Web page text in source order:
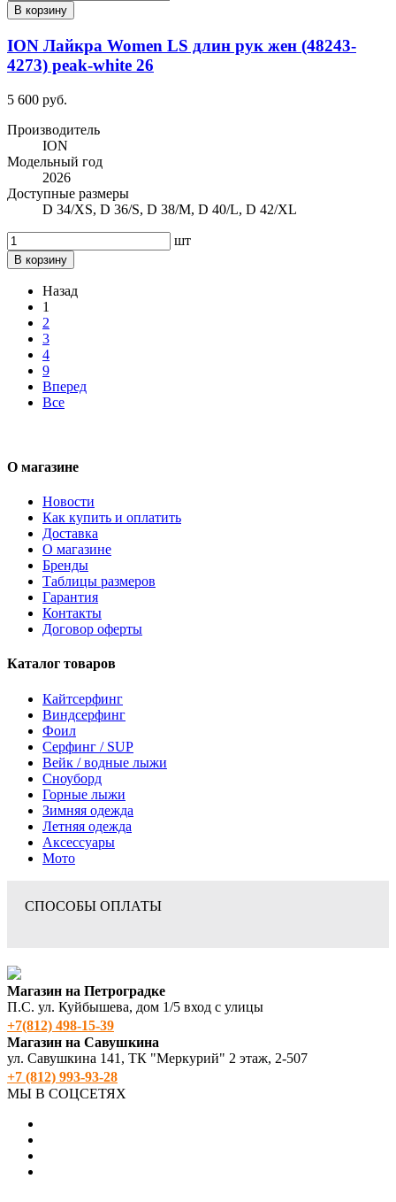
В корзину
ION Лайкра Women LS длин рук жен (48243-
4273) peak-white 26
5 600 руб.
Производитель
ION
Модельный год
2026
Доступные размеры
D 34/XS, D 36/S, D 38/M, D 40/L, D 42/XL
шт
В корзину
Назад
1
2
3
4
9
Вперед
Все
О магазине
Новости
Как купить и оплатить
Доставка
О магазине
Бренды
Таблицы размеров
Гарантия
Контакты
Договор оферты
Каталог товаров
Кайтсерфинг
Виндсерфинг
Фоил
Серфинг / SUP
Вейк / водные лыжи
Сноуборд
Горные лыжи
Зимняя одежда
Летняя одежда
Аксессуары
Мото
СПОСОБЫ ОПЛАТЫ
Магазин на Петроградке
П.С. ул. Куйбышева, дом 1/5 вход с улицы
+7(812) 498‑15-39
Магазин на Савушкина
ул. Савушкина 141, ТК "Меркурий" 2 этаж, 2-507
+7 (812) 993-93-28
МЫ В СОЦСЕТЯХ